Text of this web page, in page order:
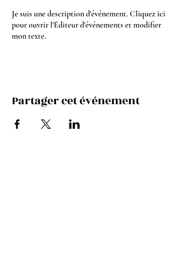
Je suis une description d'événement. Cliquez ici
pour ouvrir l'Éditeur d'événements et modifier
mon texte.
Partager cet événement